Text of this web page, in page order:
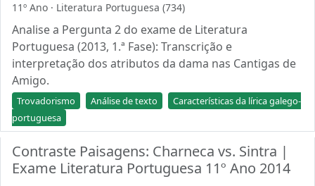
11º Ano · Literatura Portuguesa (734)
Analise a Pergunta 2 do exame de Literatura
Portuguesa (2013, 1.ª Fase): Transcrição e
interpretação dos atributos da dama nas Cantigas de
Amigo.
Trovadorismo Análise de texto
Características da lírica galego-
portuguesa
Contraste Paisagens: Charneca vs. Sintra |
Exame Literatura Portuguesa 11º Ano 2014